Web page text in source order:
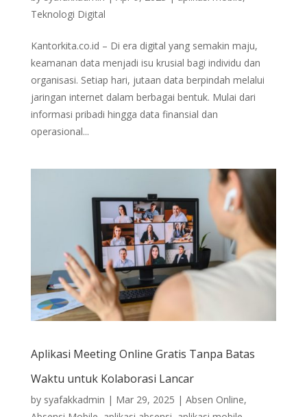
Teknologi Digital
Kantorkita.co.id – Di era digital yang semakin maju,
keamanan data menjadi isu krusial bagi individu dan
organisasi. Setiap hari, jutaan data berpindah melalui
jaringan internet dalam berbagai bentuk. Mulai dari
informasi pribadi hingga data finansial dan
operasional...
Aplikasi Meeting Online Gratis Tanpa Batas
Waktu untuk Kolaborasi Lancar
by syafakkadmin | Mar 29, 2025 | Absen Online,